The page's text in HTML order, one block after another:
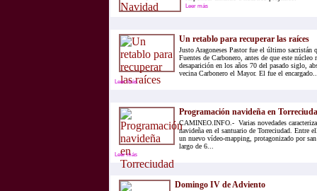
Leer más
Un retablo para recuperar las raíces
Justo Aragoneses Pastor fue el último sacristán
Fuentes de Carbonero, antes de que este núcleo
desaparición en los años 70 del pasado siglo,
vecina Carbonero el Mayor. El fue el
Leer más
Programación navideña en
CAMINEO.INFO.- Varias novedades
navideña en el santuario de Torreciudad. Entre
un nuevo vídeo-mapping, protagonizado por
largo de 6...
Leer más
Domingo IV de Adviento